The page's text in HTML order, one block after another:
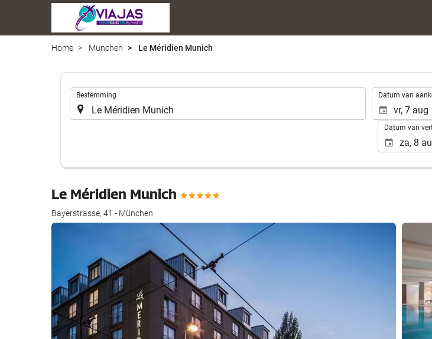
Home München Le Méridien Munich
Bestemming Datum van
Datum van
Le Méridien Munich
Bayerstrasse, 41 - München